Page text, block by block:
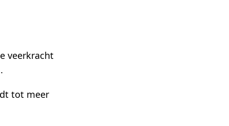
veerkracht
tot meer